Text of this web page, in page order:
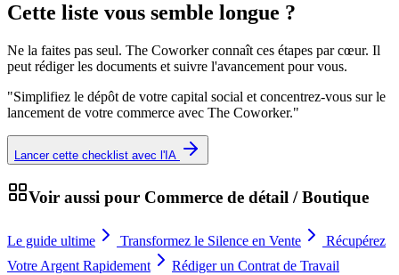
Cette liste vous semble longue ?
Ne la faites pas seul. The Coworker connaît ces étapes par cœur. Il
peut rédiger les documents et suivre l'avancement pour vous.
"Simplifiez le dépôt de votre capital social et concentrez-vous sur le
lancement de votre commerce avec The Coworker."
Lancer cette checklist avec l'IA
Voir aussi pour Commerce de détail / Boutique
Le guide ultime Transformez le Silence en Vente
Récupérez
Votre Argent Rapidement
Rédiger un Contrat de Travail